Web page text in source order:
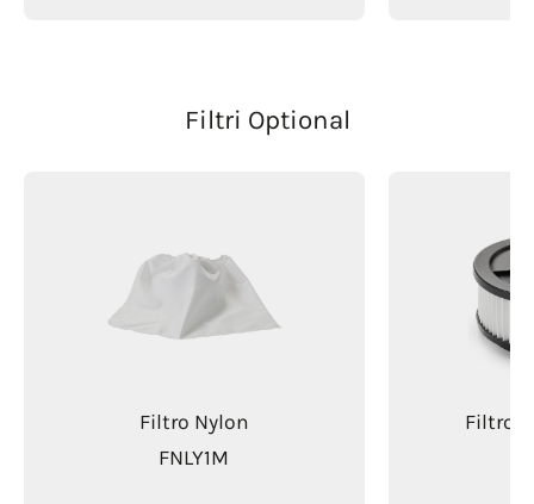
Filtri Optional
Filtro Nylon
FNLY1M
Filtro